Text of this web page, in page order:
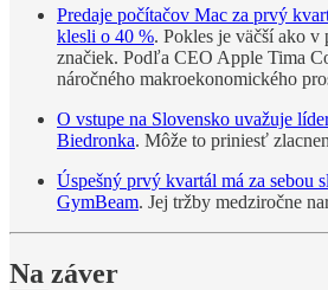
Predaje počítačov Mac za prvý
klesli o 40 %. Pokles je väčší ako v
značiek. Podľa CEO Apple Tima
náročného makroekonomického
O vstupe na Slovensko uvažuje
Biedronka. Môže to priniesť
Úspešný prvý kvartál má za sebou
GymBeam. Jej tržby medziročne
Na záver